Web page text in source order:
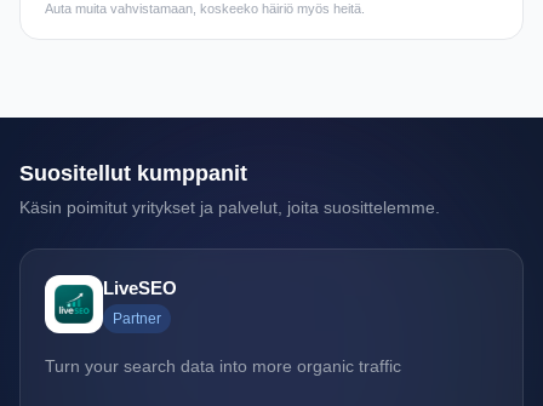
Auta muita vahvistamaan, koskeeko häiriö myös heitä.
Suositellut kumppanit
Käsin poimitut yritykset ja palvelut, joita suosittelemme.
LiveSEO
Partner
Turn your search data into more organic traffic